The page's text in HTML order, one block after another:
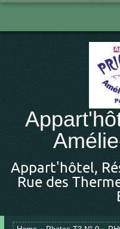
Appart'hôtel,
Rue des